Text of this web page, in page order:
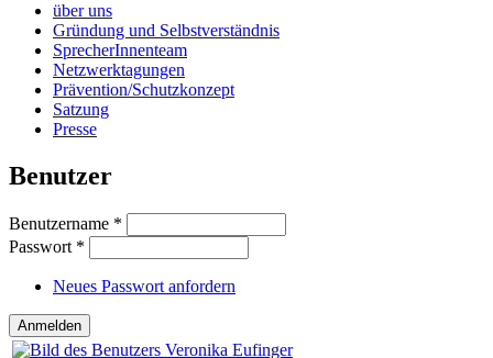
über uns
Gründung und Selbstverständnis
SprecherInnenteam
Netzwerktagungen
Prävention/Schutzkonzept
Satzung
Presse
Benutzer
Benutzername *
Passwort *
Neues Passwort anfordern